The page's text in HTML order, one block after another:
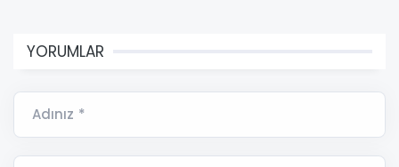
YORUMLAR
Adınız *